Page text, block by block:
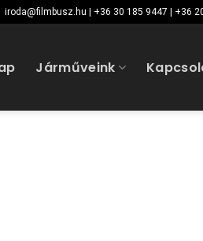
iroda@filmbusz.hu | +36 30 185 9447 | +36
Járműveink